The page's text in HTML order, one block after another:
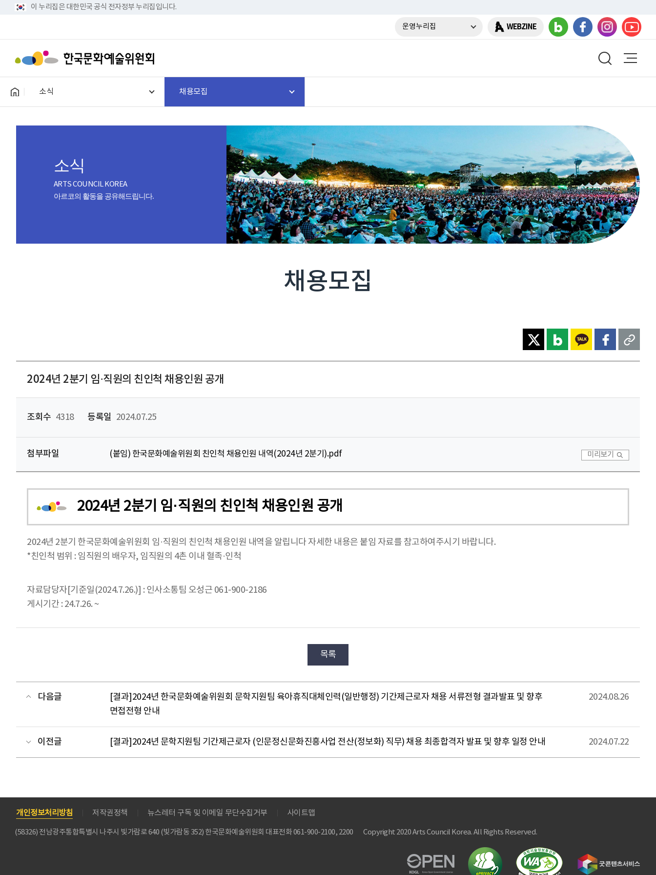
이 누리집은 대한민국 공식 전자정부 누리집입니다.
운영누리집 WEBZINE
소식 채용모집
소식
ARTS COUNCIL KOREA
아르코의 활동을 공유해드립니다.
채용모집
2024년 2분기 임·직원의 친인척 채용인원 공개
조회수 4318 등록일 2024.07.25
첨부파일 (붙임) 한국문화예술위원회 친인척 채용인원 내역(2024년 2분기).pdf 미리보기
2024년 2분기 임·직원의 친인척 채용인원 공개
2024년 2분기 한국문화예술위원회 임·직원의 친인척 채용인원 내역을 알립니다 자세한 내용은 붙임 자료를 참고하여주시기 바랍니다.
*친인척 범위 : 임직원의 배우자, 임직원의 4촌 이내 혈족·인척
자료담당자[기준일(2024.7.26.)] : 인사소통팀 오성근 061-900-2186
게시기간 : 24.7.26. ~
목록
다음글
[결과]2024년 한국문화예술위원회 문학지원팀 육아휴직대체인력(일반행정) 기간제근로자 채용 서류전형 결과발표 및 향후
면접전형 안내
2024.08.26
이전글 [결과]2024년 문학지원팀 기간제근로자 (인문정신문화진흥사업 전산(정보화) 직무) 채용 최종합격자 발표 및 향후 일정 안내 2024.07.22
개인정보처리방침 저작권정책 뉴스레터 구독 및 이메일 무단수집거부 사이트맵
(58326) 전남광주통합특별시 나주시 빛가람로 640 (빛가람동 352) 한국문화예술위원회 대표전화 061-900-2100, 2200 Copyright 2020 Arts Council Korea. All Rights Reserved.